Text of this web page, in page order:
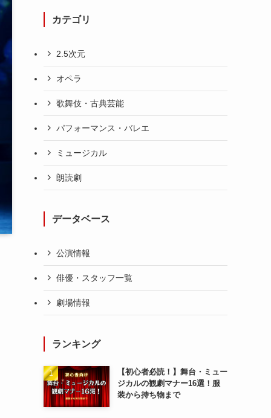
カテゴリ
2.5次元
オペラ
歌舞伎・古典芸能
パフォーマンス・バレエ
ミュージカル
朗読劇
データベース
公演情報
俳優・スタッフ一覧
劇場情報
ランキング
【初心者必読！】舞台・ミュー
ジカルの観劇マナー16選！服
装から持ち物まで